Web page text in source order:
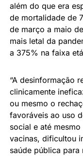
além do que era
de mortalidade de
de março a maio
mais letal da
a 375% na faixa
“A desinformação
clinicamente
ou mesmo o
favoráveis ao uso
social e até
vacinas, dificultou
saúde pública